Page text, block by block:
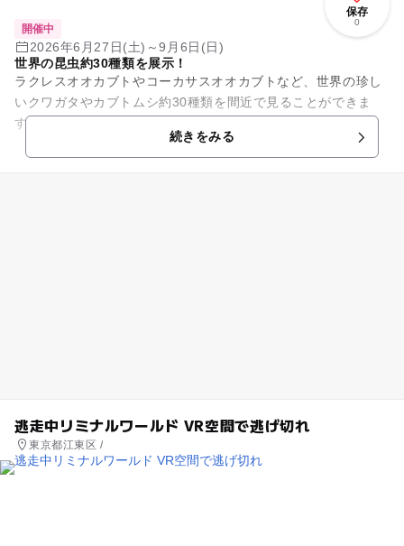
保存
0
開催中
2026年6月27日(土)～9月6日(日)
世界の昆虫約30種類を展示！
ラクレスオオカブトやコーカサスオオカブトなど、世界の珍し
いクワガタやカブトムシ約30種類を間近で見ることができま
す。
続きをみる
逃走中リミナルワールド VR空間で逃げ切れ
東京都江東区 /